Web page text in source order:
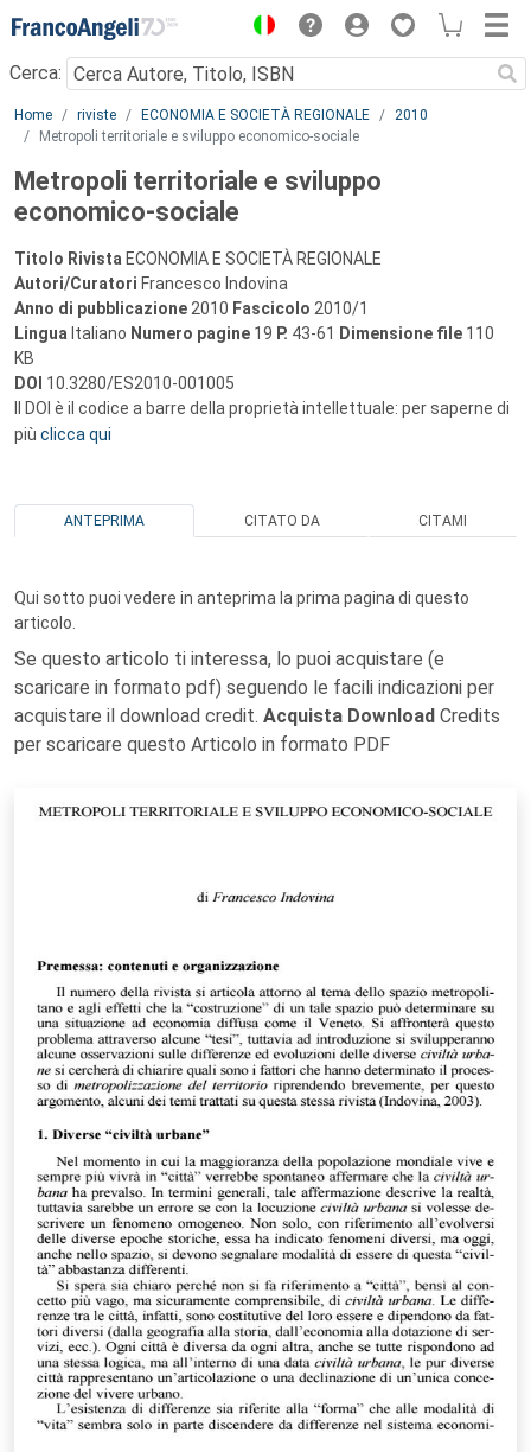
Menu
Cerca:
Main content
Home riviste ECONOMIA E SOCIETÀ REGIONALE
2010
Metropoli territoriale e sviluppo economico-sociale
Metropoli territoriale e sviluppo
economico-sociale
Titolo Rivista ECONOMIA E SOCIETÀ REGIONALE
Autori/Curatori Francesco Indovina
Anno di pubblicazione 2010 Fascicolo 2010/1
Lingua Italiano Numero pagine 19 P. 43-61 Dimensione file 110
KB
DOI 10.3280/ES2010-001005
Il DOI è il codice a barre della proprietà intellettuale: per saperne di
più clicca qui
ANTEPRIMA CITATO DA CITAMI
Qui sotto puoi vedere in anteprima la prima pagina di questo
articolo.
Se questo articolo ti interessa, lo puoi acquistare (e
scaricare in formato pdf) seguendo le facili indicazioni per
acquistare il download credit. Acquista Download Credits
per scaricare questo Articolo in formato PDF